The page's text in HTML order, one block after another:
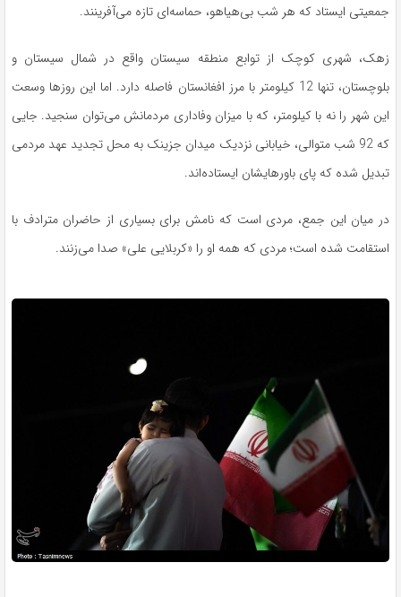
جمعیتی ایستاد که هر شب بی‌هیاهو، حماسه‌ای تازه می‌آفرینند.
زهک، شهری کوچک از توابع منطقه سیستان واقع در شمال سیستان و
بلوچستان، تنها 12 کیلومتر با مرز افغانستان فاصله دارد. اما این روزها وسعت
این شهر را نه با کیلومتر، که با میزان وفاداری مردمانش می‌توان سنجید. جایی
که 92 شب متوالی، خیابانی نزدیک میدان جزینک به محل تجدید عهد مردمی
تبدیل شده که پای باورهایشان ایستاده‌اند.
در میان این جمع، مردی است که نامش برای بسیاری از حاضران مترادف با
استقامت شده است؛ مردی که همه او را «کربلایی علی» صدا می‌زنند.